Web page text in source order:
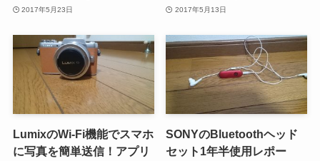
2017年5月23日 2017年5月13日
LumixのWi-Fi機能でスマホ
に写真を簡単送信！アプリ
SONYのBluetoothヘッド
セット1年半使用レポー